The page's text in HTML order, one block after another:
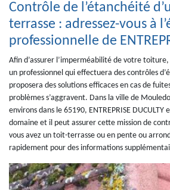
Contrôle de l’étanchéité
terrasse : adressez-vous à
professionnelle de
Afin d’assurer l’imperméabilité de votre
un professionnel qui effectuera des contrôles
proposera des solutions efficaces en cas de
problèmes s’aggravent. Dans la ville de
environs dans le 65190, ENTREPRISE DUCULTY
domaine et il peut assurer cette mission de
vous avez un toit-terrasse ou en pente ou
rapidement pour des informations